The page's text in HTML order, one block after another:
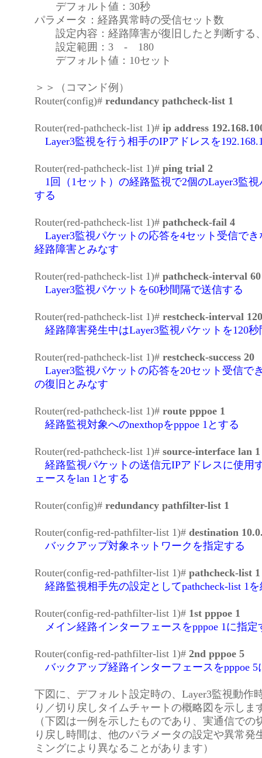
デフォルト値：30秒
パラメータ：経路異常時の受信セット数
設定内容：経路障害が復旧したと判断する
設定範囲：3 - 180
デフォルト値：10セット
＞＞（コマンド例）
Router(config)# redundancy pathcheck-list 1
Router(red-pathcheck-list 1)# ip address
Layer3監視を行う相手のIPアドレスを
Router(red-pathcheck-list 1)# ping trial 2
1回（1セット）の経路監視で2個のLayer3監
する
Router(red-pathcheck-list 1)# pathcheck-fail 4
Layer3監視パケットの応答を4セット受信で
経路障害とみなす
Router(red-pathcheck-list 1)# pathcheck-interval 60
Layer3監視パケットを60秒間隔で送信する
Router(red-pathcheck-list 1)# restcheck-interval 120
経路障害発生中はLayer3監視パケットを120
Router(red-pathcheck-list 1)# restcheck-success 20
Layer3監視パケットの応答を20セット受信で
の復旧とみなす
Router(red-pathcheck-list 1)# route pppoe 1
経路監視対象へのnexthopをpppoe 1とする
Router(red-pathcheck-list 1)# source-interface lan 1
経路監視パケットの送信元IPアドレスに使用
ェースをlan 1とする
Router(config)# redundancy pathfilter-list 1
Router(config-red-pathfilter-list 1)# destination
バックアップ対象ネットワークを指定する
Router(config-red-pathfilter-list 1)# pathcheck-list 1
経路監視相手先の設定としてpathcheck-list 1
Router(config-red-pathfilter-list 1)# 1st pppoe 1
メイン経路インターフェースをpppoe 1に指定
Router(config-red-pathfilter-list 1)# 2nd pppoe 5
バックアップ経路インターフェースをpppoe 5
下図に、デフォルト設定時の、Layer3監視動作
り／切り戻しタイムチャートの概略図を示しま
（下図は一例を示したものであり、実通信での
り戻し時間は、他のパラメータの設定や異常発
ミングにより異なることがあります）